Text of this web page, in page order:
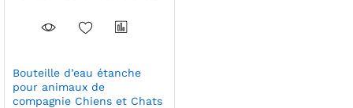
Bouteille d’eau étanche
pour animaux de
compagnie Chiens et Chats